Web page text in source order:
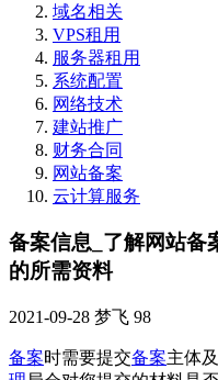
域名相关
VPS租用
服务器租用
系统配置
网络技术
建站推广
财务合同
网站备案
云计算服务
备案信息_了解网站备
的所需资料
2021-09-28 梦飞 98
备案时需要提交备案主体